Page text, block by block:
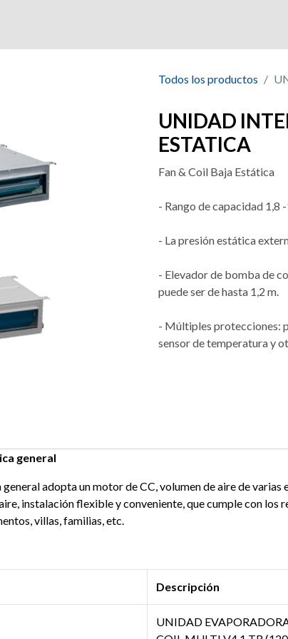
Todos los productos
UNIDAD
ESTATICA
Fan & Coil Baja Estática
- Rango de capacidad 1,8
- La presión estática
- Elevador de bomba de
puede ser de hasta 1,2 m.
- Múltiples protecciones:
sensor de temperatura y
general
adopta un motor de CC, volumen de aire de
instalación flexible y conveniente, que cumple con los
villas, familias, etc.
Descripción
UNIDAD